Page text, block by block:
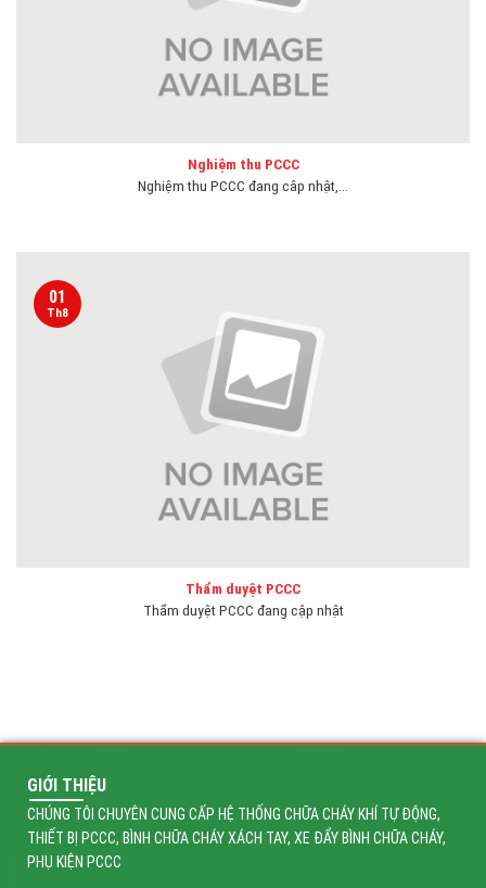
Nghiệm thu PCCC
Nghiệm thu PCCC đang câp nhật,...
Thẩm duyệt PCCC
Thẩm duyệt PCCC đang cập nhật
01
Th8
GIỚI THIỆU
CHÚNG TÔI CHUYÊN CUNG CẤP HỆ THỐNG CHỮA CHÁY KHÍ TỰ ĐỘNG,
THIẾT BỊ PCCC, BÌNH CHỮA CHÁY XÁCH TAY, XE ĐẨY BÌNH CHỮA CHÁY,
PHỤ KIỆN PCCC